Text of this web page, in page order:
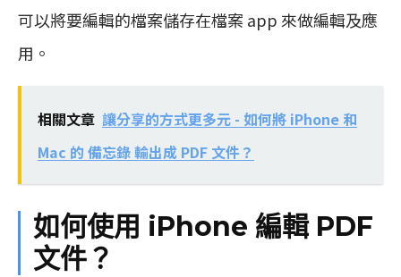
可以將要編輯的檔案儲存在檔案 app 來做編輯及應
用。
相關文章 讓分享的方式更多元 - 如何將 iPhone 和
Mac 的 備忘錄 輸出成 PDF 文件？
如何使用 iPhone 編輯 PDF
文件？